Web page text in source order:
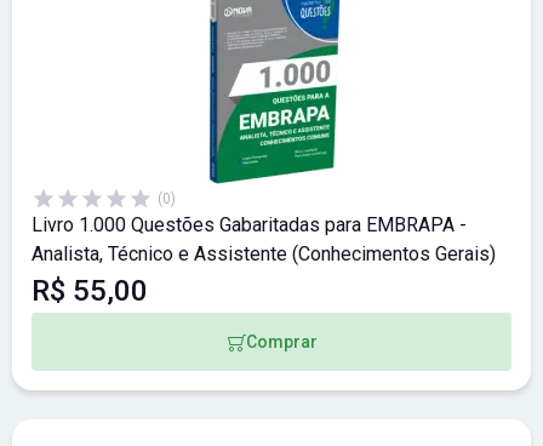
(0)
Livro 1.000 Questões Gabaritadas para EMBRAPA -
Analista, Técnico e Assistente (Conhecimentos Gerais)
R$ 55,00
Comprar